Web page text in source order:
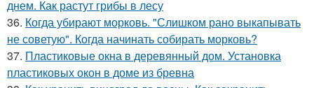
днем. Как растут грибы в лесу
36. Когда убирают морковь. "Слишком рано выкапывать
не советую". Когда начинать собирать морковь?
37. Пластиковые окна в деревянный дом. Установка
пластиковых окон в доме из бревна